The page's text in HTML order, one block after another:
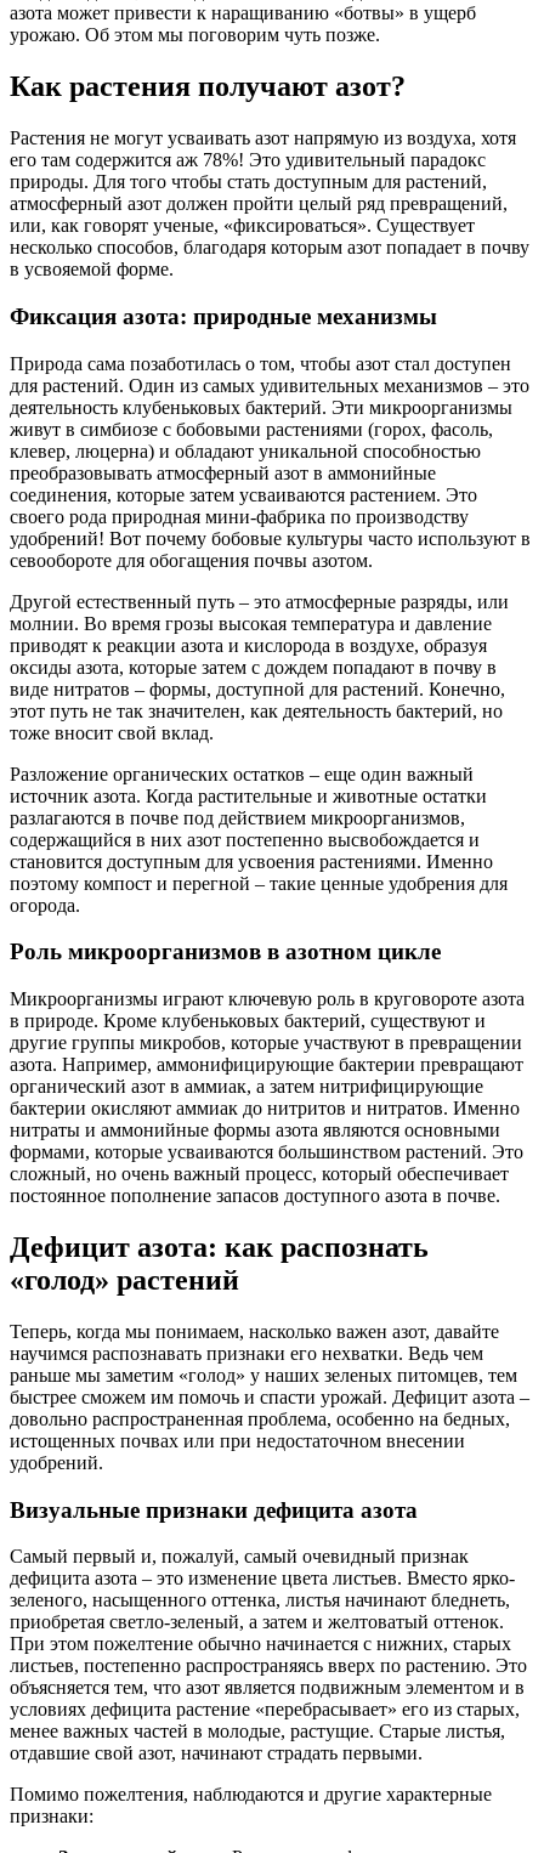
азота может привести к наращиванию «ботвы» в ущерб
урожаю. Об этом мы поговорим чуть позже.
Как растения получают азот?
Растения не могут усваивать азот напрямую из воздуха, хотя
его там содержится аж 78%! Это удивительный парадокс
природы. Для того чтобы стать доступным для растений,
атмосферный азот должен пройти целый ряд превращений,
или, как говорят ученые, «фиксироваться». Существует
несколько способов, благодаря которым азот попадает в почву
в усвояемой форме.
Фиксация азота: природные механизмы
Природа сама позаботилась о том, чтобы азот стал доступен
для растений. Один из самых удивительных механизмов – это
деятельность клубеньковых бактерий. Эти микроорганизмы
живут в симбиозе с бобовыми растениями (горох, фасоль,
клевер, люцерна) и обладают уникальной способностью
преобразовывать атмосферный азот в аммонийные
соединения, которые затем усваиваются растением. Это
своего рода природная мини-фабрика по производству
удобрений! Вот почему бобовые культуры часто используют в
севообороте для обогащения почвы азотом.
Другой естественный путь – это атмосферные разряды, или
молнии. Во время грозы высокая температура и давление
приводят к реакции азота и кислорода в воздухе, образуя
оксиды азота, которые затем с дождем попадают в почву в
виде нитратов – формы, доступной для растений. Конечно,
этот путь не так значителен, как деятельность бактерий, но
тоже вносит свой вклад.
Разложение органических остатков – еще один важный
источник азота. Когда растительные и животные остатки
разлагаются в почве под действием микроорганизмов,
содержащийся в них азот постепенно высвобождается и
становится доступным для усвоения растениями. Именно
поэтому компост и перегной – такие ценные удобрения для
огорода.
Роль микроорганизмов в азотном цикле
Микроорганизмы играют ключевую роль в круговороте азота
в природе. Кроме клубеньковых бактерий, существуют и
другие группы микробов, которые участвуют в превращении
азота. Например, аммонифицирующие бактерии превращают
органический азот в аммиак, а затем нитрифицирующие
бактерии окисляют аммиак до нитритов и нитратов. Именно
нитраты и аммонийные формы азота являются основными
формами, которые усваиваются большинством растений. Это
сложный, но очень важный процесс, который обеспечивает
постоянное пополнение запасов доступного азота в почве.
Дефицит азота: как распознать
«голод» растений
Теперь, когда мы понимаем, насколько важен азот, давайте
научимся распознавать признаки его нехватки. Ведь чем
раньше мы заметим «голод» у наших зеленых питомцев, тем
быстрее сможем им помочь и спасти урожай. Дефицит азота –
довольно распространенная проблема, особенно на бедных,
истощенных почвах или при недостаточном внесении
удобрений.
Визуальные признаки дефицита азота
Самый первый и, пожалуй, самый очевидный признак
дефицита азота – это изменение цвета листьев. Вместо ярко-
зеленого, насыщенного оттенка, листья начинают бледнеть,
приобретая светло-зеленый, а затем и желтоватый оттенок.
При этом пожелтение обычно начинается с нижних, старых
листьев, постепенно распространяясь вверх по растению. Это
объясняется тем, что азот является подвижным элементом и в
условиях дефицита растение «перебрасывает» его из старых,
менее важных частей в молодые, растущие. Старые листья,
отдавшие свой азот, начинают страдать первыми.
Помимо пожелтения, наблюдаются и другие характерные
признаки: